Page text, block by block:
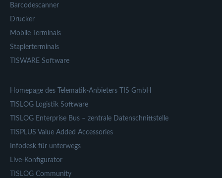
Barcodescanner
Drucker
Mobile Terminals
Staplerterminals
TISWARE Software
Homepage des Telematik-Anbieters TIS GmbH
TISLOG Logistik Software
TISLOG Enterprise Bus – zentrale Datenschnittstelle
TISPLUS Value Added Accessories
Infodesk für unterwegs
Live-Konfigurator
TISLOG Community